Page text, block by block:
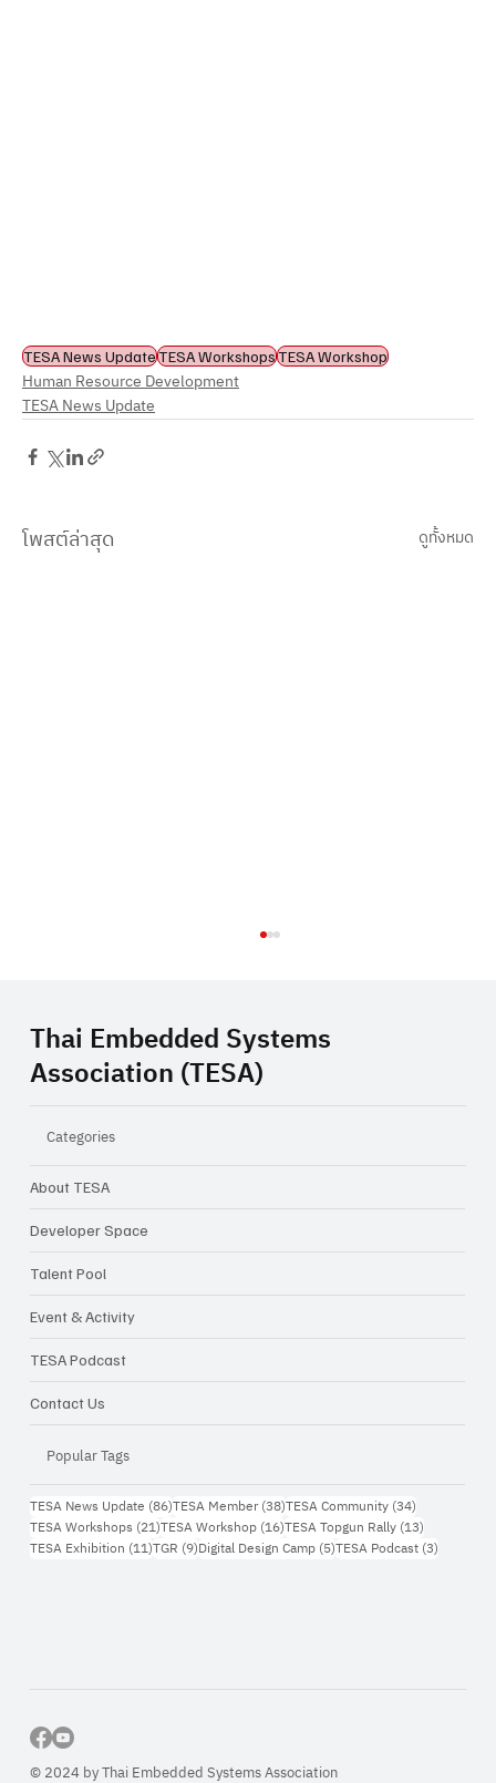
TESA News UpdateTESA WorkshopsTESA Workshop
Human Resource Development
TESA News Update
โพสต์ล่าสุด ดูทั้งหมด
Closing Inspiration Talk: ความท้าทายใน
การทำ Startup ในเมืองไทย จากไอเดีย...สู่
ธุรกิจจริง
Thai Embedded Systems
Association (TESA)
Categories
About TESA
Developer Space
Talent Pool
Event & Activity
TESA Podcast
Contact Us
Popular Tags
TESA News Update (86)86 กระทู้
TESA Member (38)38 กระทู้
TESA Community (34)34 กระทู้
TESA Workshops (21)21 กระทู้
TESA Workshop (16)16 กระทู้
TESA Topgun Rally (13)13 กระทู้
TESA Exhibition (11)11 กระทู้
TGR (9)9 กระทู้
Digital Design Camp (5)5 กระทู้
TESA Podcast (3)3 กระทู้
© 2024 by Thai Embedded Systems Association